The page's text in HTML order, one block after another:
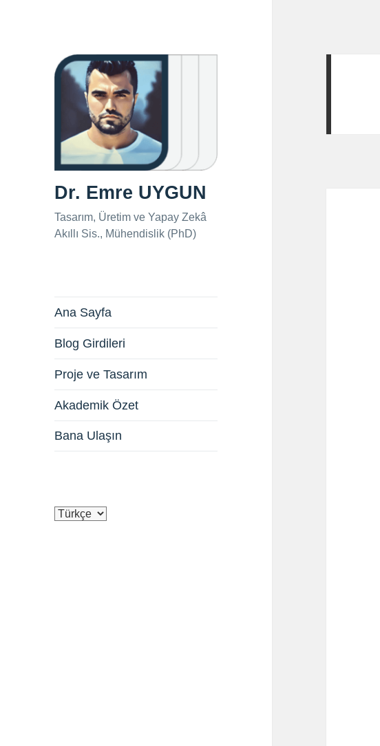
Dr. Emre UYGUN
Tasarım, Üretim ve Yapay Zekâ
Akıllı Sis., Mühendislik (PhD)
Ana Sayfa
Blog Girdileri
Proje ve Tasarım
Akademik Özet
Bana Ulaşın
Dil